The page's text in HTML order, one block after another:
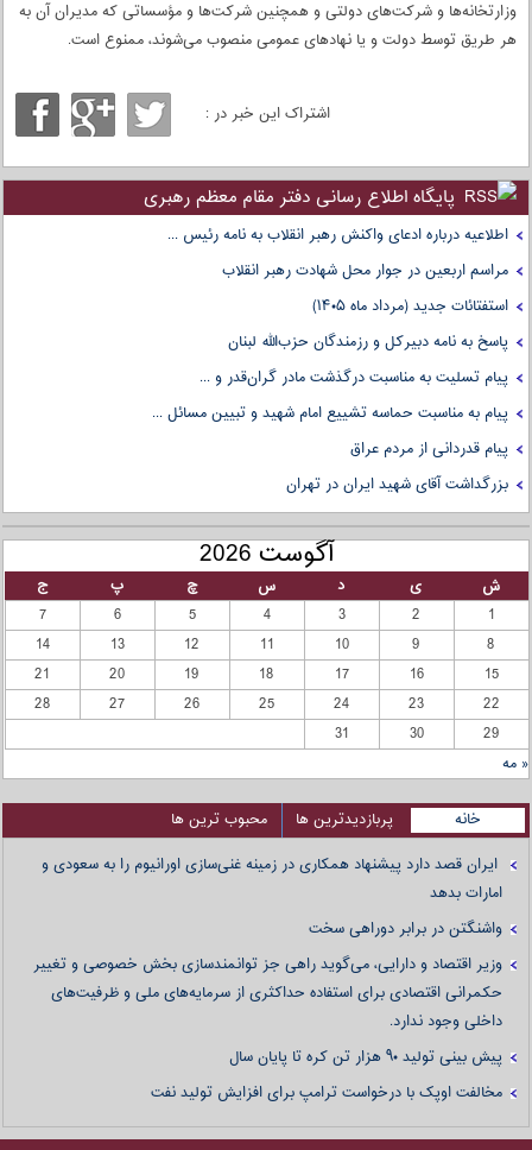
وزارتخانه‌ها و شرکت‌های دولتی و همچنین شرکت‌ها و مؤسساتی که مدیران آن به
هر طریق توسط دولت و یا نهادهای عمومی منصوب می‌شوند، ممنوع است.
اشتراک این خبر در :
پایگاه اطلاع رسانی دفتر مقام معظم رهبری
اطلاعیه درباره ادعای واکنش رهبر انقلاب به نامه رئیس ...
مراسم اربعین در جوار محل شهادت رهبر انقلاب
استفتائات جدید (مرداد ماه ۱۴۰۵)
پاسخ به نامه دبیرکل و رزمندگان حزب‌الله لبنان
پیام تسلیت به مناسبت درگذشت مادر گران‌قدر و ...
پیام به مناسبت حماسه تشییع امام شهید و تبیین مسائل ...
پیام قدردانی از مردم عراق
بزرگداشت آقای شهید ایران در تهران
آگوست 2026
ش ی د س چ پ
ج
1
2
3
4
5
6
7
8
9
10
11
12
13
14
15
16
17
18
19
20
21
22
23
24
25
26
27
28
29
30
31
« مه
خانه پربازدیدترین ها
محبوب ترین ها
ایران قصد دارد پیشنهاد همکاری در زمینه غنی‌سازی اورانیوم را به سعودی و
امارات بدهد
واشنگتن در برابر دوراهی سخت
وزیر اقتصاد و دارایی، می‌گوید راهی جز توانمندسازی بخش خصوصی و تغییر
حکمرانی اقتصادی برای استفاده حداکثری از سرمایه‌های ملی و ظرفیت‌های
داخلی وجود ندارد.
پیش بینی تولید ۹۰ هزار تن کره تا پایان سال
مخالفت اوپک با درخواست ترامپ برای افزایش تولید نفت